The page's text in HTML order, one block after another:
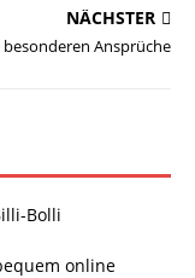
NÄCHSTER
Ansprüche
Bolli
online